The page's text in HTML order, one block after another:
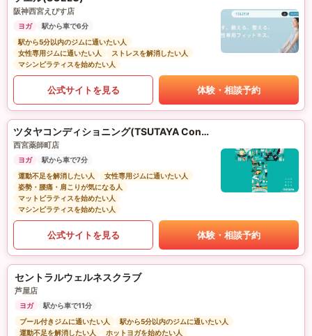
阪神西宮えびす店
ヨガ
駅から車で6分
駅から5分以内のジムに通いたい人
女性専用ジムに通いたい人
ストレスを解消したい人
マシンピラティスを始めたい人
公式サイトを見る 体験・相談予約
ツタヤコンディショニング(TSUTAYA Conditioning)PILATES
西宮薬師町店
ヨガ
駅から車で7分
運動不足を解消したい人
女性専用ジムに通いたい人
姿勢・腰痛・肩こりが気になる人
マットピラティスを始めたい人
マシンピラティスを始めたい人
公式サイトを見る 体験・相談予約
セントラルウェルネスクラブ
芦屋店
ヨガ
駅から車で11分
プール付きジムに通いたい人
駅から5分以内のジムに通いたい人
運動不足を解消したい人
ホットヨガを始めたい人